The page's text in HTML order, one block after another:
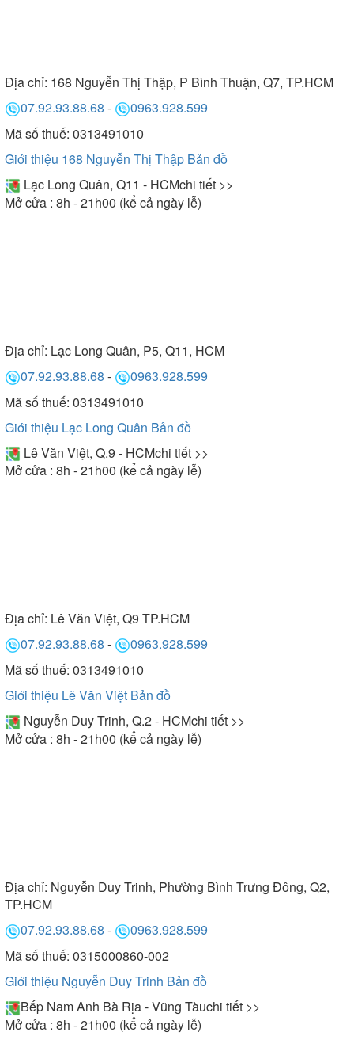
Địa chỉ: 168 Nguyễn Thị Thập, P Bình Thuận, Q7, TP.HCM
07.92.93.88.68 -
0963.928.599
Mã số thuế: 0313491010
Giới thiệu 168 Nguyễn Thị Thập Bản đồ
Lạc Long Quân, Q11 - HCMchi tiết >>
Mở cửa : 8h - 21h00 (kể cả ngày lễ)
Địa chỉ: Lạc Long Quân, P5, Q11, HCM
07.92.93.88.68 -
0963.928.599
Mã số thuế: 0313491010
Giới thiệu Lạc Long Quân Bản đồ
Lê Văn Việt, Q.9 - HCMchi tiết >>
Mở cửa : 8h - 21h00 (kể cả ngày lễ)
Địa chỉ: Lê Văn Việt, Q9 TP.HCM
07.92.93.88.68 -
0963.928.599
Mã số thuế: 0313491010
Giới thiệu Lê Văn Việt Bản đồ
Nguyễn Duy Trinh, Q.2 - HCMchi tiết >>
Mở cửa : 8h - 21h00 (kể cả ngày lễ)
Địa chỉ: Nguyễn Duy Trinh, Phường Bình Trưng Đông, Q2,
TP.HCM
07.92.93.88.68 -
0963.928.599
Mã số thuế: 0315000860-002
Giới thiệu Nguyễn Duy Trinh Bản đồ
Bếp Nam Anh Bà Rịa - Vũng Tàuchi tiết >>
Mở cửa : 8h - 21h00 (kể cả ngày lễ)